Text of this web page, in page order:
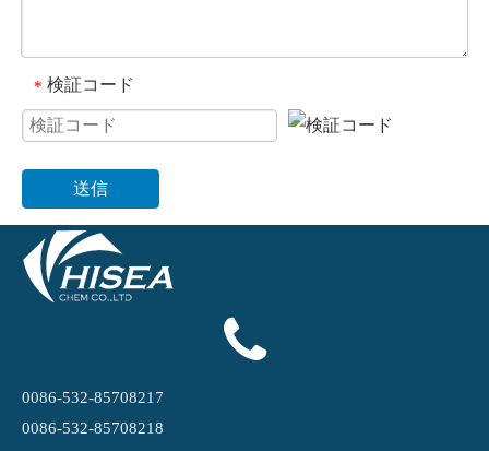
* 検証コード
送信
0086-532-85708217
0086-532-85708218